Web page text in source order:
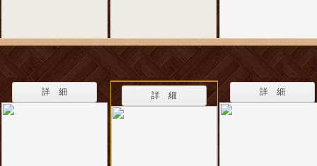
詳 細 詳 細 詳 細